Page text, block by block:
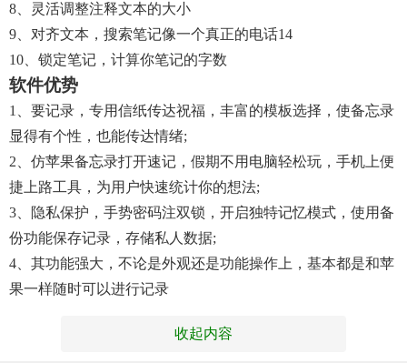
8、灵活调整注释文本的大小
9、对齐文本，搜索笔记像一个真正的电话14
10、锁定笔记，计算你笔记的字数
软件优势
1、要记录，专用信纸传达祝福，丰富的模板选择，使备忘录
显得有个性，也能传达情绪;
2、仿苹果备忘录打开速记，假期不用电脑轻松玩，手机上便
捷上路工具，为用户快速统计你的想法;
3、隐私保护，手势密码注双锁，开启独特记忆模式，使用备
份功能保存记录，存储私人数据;
4、其功能强大，不论是外观还是功能操作上，基本都是和苹
果一样随时可以进行记录
收起内容